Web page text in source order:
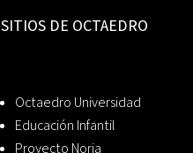
SITIOS DE OCTAEDRO
Octaedro Universidad
Educación Infantil
Proyecto Noria